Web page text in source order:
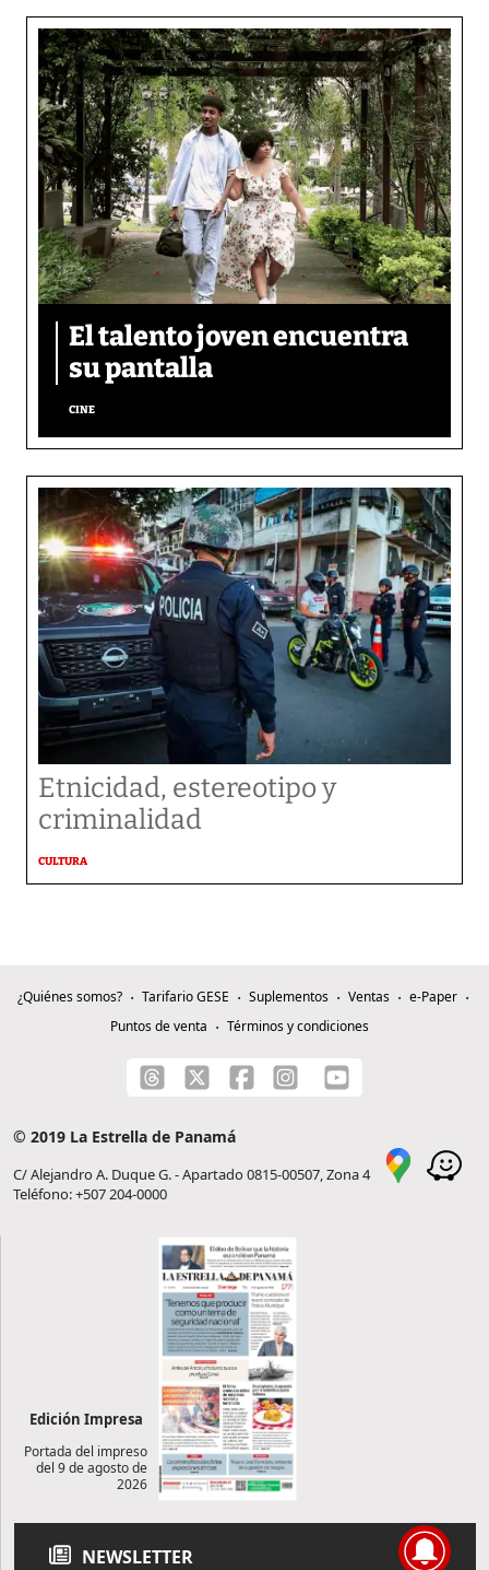
El talento joven encuentra
su pantalla​
CINE
Etnicidad, estereotipo y
criminalidad
CULTURA
¿Quiénes somos? Tarifario GESE Suplementos Ventas
e-Paper
Puntos de venta
Términos y condiciones
© 2019 La Estrella de Panamá
C/ Alejandro A. Duque G. - Apartado 0815-00507, Zona 4
Teléfono: +507 204-0000
Edición Impresa
Portada del impreso
del 9 de agosto de
2026
NEWSLETTER